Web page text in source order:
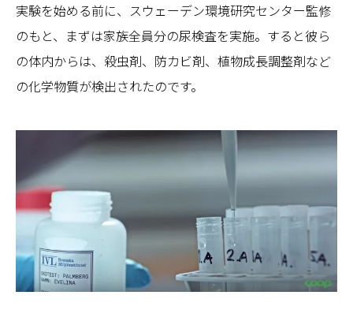
実験を始める前に、スウェーデン環境研究センター監修
のもと、まずは家族全員分の尿検査を実施。すると彼ら
の体内からは、殺虫剤、防カビ剤、植物成長調整剤など
の化学物質が検出されたのです。